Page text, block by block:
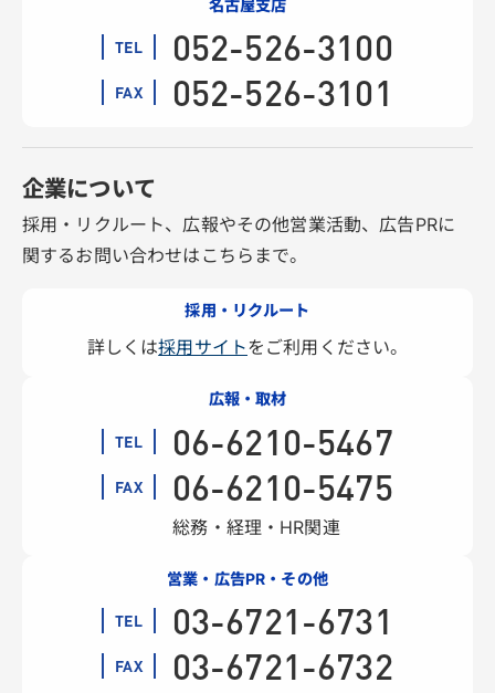
名古屋支店
TEL 052-526-3100
FAX 052-526-3101
企業について
採用・リクルート、広報やその他営業活動、広告PRに
関するお問い合わせはこちらまで。
採用・リクルート
詳しくは採用サイトをご利用ください。
広報・取材
TEL 06-6210-5467
FAX 06-6210-5475
総務・経理・HR関連
営業・広告PR・その他
TEL 03-6721-6731
FAX 03-6721-6732